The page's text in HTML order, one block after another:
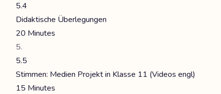
5.4
Didaktische Überlegungen
20 Minutes
5.5
Stimmen: Medien Projekt in Klasse 11 (Videos engl)
15 Minutes